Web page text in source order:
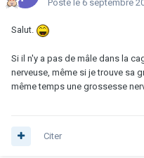
Posté le 6 septembre
Salut.
Si il n'y a pas de mâle dans la
nerveuse, même si je trouve sa
même temps une grossesse
Citer